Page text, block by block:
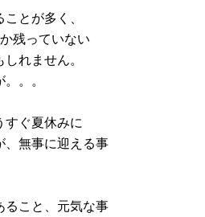
とが多く、
残っていない
れません。
。。
すぐ夏休みに
、無事に迎える事
ること、元気な事